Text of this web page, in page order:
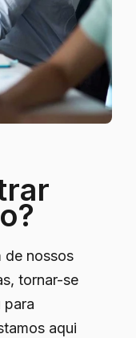
de nossos
tornar-se
para
aqui